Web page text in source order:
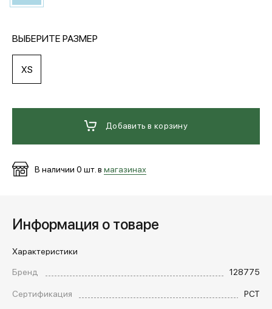
Вход в личный кабинет
ВЫБЕРИТЕ РАЗМЕР
XS
Добавить в корзину
В наличии 0 шт. в магазинах
Информация о товаре
Характеристики
Бренд
128775
Сертификация
РСТ